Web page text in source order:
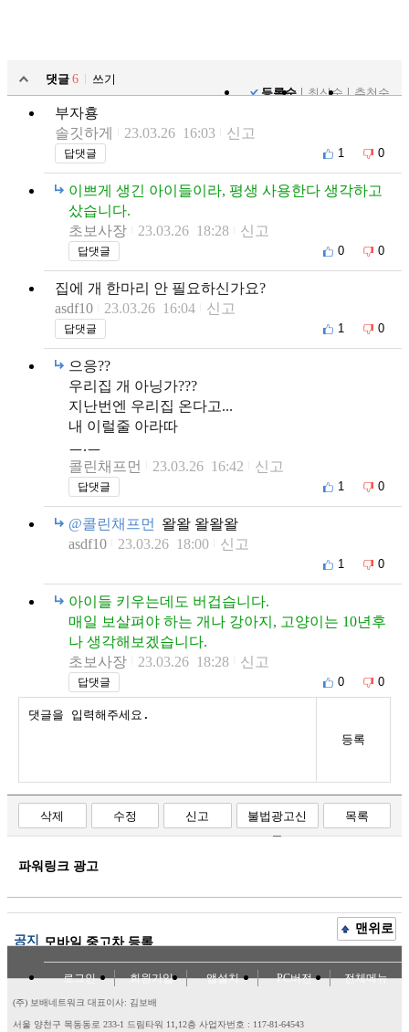
댓글 6
쓰기
등록순
최신순 추천순
부자횽
솔깃하게
23.03.26 16:03 신고
답댓글 1 0
이쁘게 생긴 아이들이라, 평생 사용한다 생각하고
샀습니다.
초보사장
23.03.26 18:28 신고
답댓글 0 0
집에 개 한마리 안 필요하신가요?
asdf10
23.03.26 16:04 신고
답댓글 1 0
으응??
우리집 개 아닝가???
지난번엔 우리집 온다고...
내 이럴줄 아라따
ㅡ.ㅡ
콜린채프먼
23.03.26 16:42 신고
답댓글 1 0
@콜린채프먼
왈왈 왈왈왈
asdf10
23.03.26 18:00 신고
1 0
아이들 키우는데도 버겁습니다.
매일 보살펴야 하는 개나 강아지, 고양이는 10년후
나 생각해보겠습니다.
초보사장
23.03.26 18:28 신고
답댓글 0 0
등록
삭제 수정 신고
불법광고신
고
목록
파워링크 광고
공지 모바일 중고차 등록
맨위로
로그인 회원가입 앱설치 PC버전 전체메뉴
(주) 보배네트워크 대표이사: 김보배
서울 양천구 목동동로 233-1 드림타워 11,12층 사업자번호 : 117-81-64543